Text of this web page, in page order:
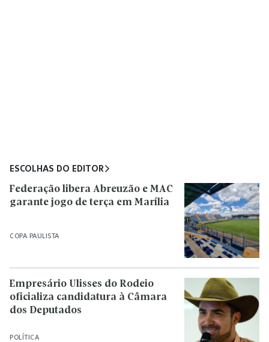
ESCOLHAS DO EDITOR
COPA PAULISTA
Federação libera Abreuzão e MAC
garante jogo de terça em Marília
POLÍTICA
Empresário Ulisses do Rodeio
oficializa candidatura à Câmara
dos Deputados